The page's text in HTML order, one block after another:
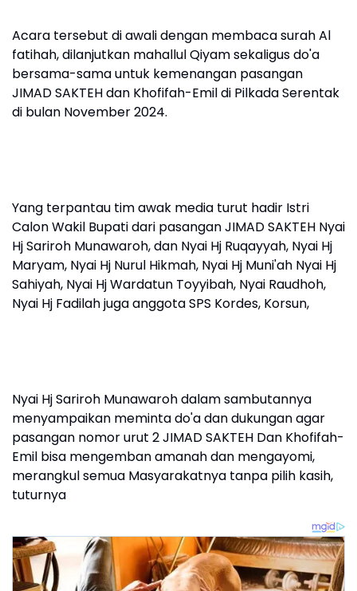
Acara tersebut di awali dengan membaca surah Al
fatihah, dilanjutkan mahallul Qiyam sekaligus do'a
bersama-sama untuk kemenangan pasangan
JIMAD SAKTEH dan Khofifah-Emil di Pilkada Serentak
di bulan November 2024.
Yang terpantau tim awak media turut hadir Istri
Calon Wakil Bupati dari pasangan JIMAD SAKTEH Nyai
Hj Sariroh Munawaroh, dan Nyai Hj Ruqayyah, Nyai Hj
Maryam, Nyai Hj Nurul Hikmah, Nyai Hj Muni'ah Nyai Hj
Sahiyah, Nyai Hj Wardatun Toyyibah, Nyai Raudhoh,
Nyai Hj Fadilah juga anggota SPS Kordes, Korsun,
Nyai Hj Sariroh Munawaroh dalam sambutannya
menyampaikan meminta do'a dan dukungan agar
pasangan nomor urut 2 JIMAD SAKTEH Dan Khofifah-
Emil bisa mengemban amanah dan mengayomi,
merangkul semua Masyarakatnya tanpa pilih kasih,
tuturnya